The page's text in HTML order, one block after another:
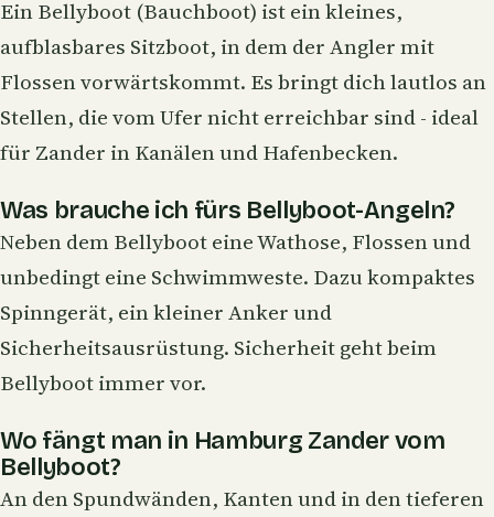
Ein Bellyboot (Bauchboot) ist ein kleines,
aufblasbares Sitzboot, in dem der Angler mit
Flossen vorwärtskommt. Es bringt dich lautlos an
Stellen, die vom Ufer nicht erreichbar sind - ideal
für Zander in Kanälen und Hafenbecken.
Was brauche ich fürs Bellyboot-Angeln?
Neben dem Bellyboot eine Wathose, Flossen und
unbedingt eine Schwimmweste. Dazu kompaktes
Spinngerät, ein kleiner Anker und
Sicherheitsausrüstung. Sicherheit geht beim
Bellyboot immer vor.
Wo fängt man in Hamburg Zander vom
Bellyboot?
An den Spundwänden, Kanten und in den tieferen